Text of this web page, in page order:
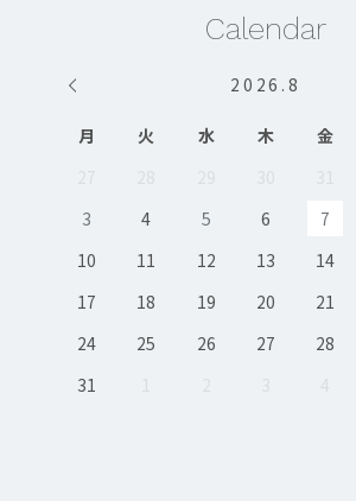
Calendar
2026 .8
月 火 水 木 金
27
28 29 30 31
3
4 5 6 7
10
11 12 13 14
17
18 19 20 21
24
25 26 27 28
31
1 2 3 4